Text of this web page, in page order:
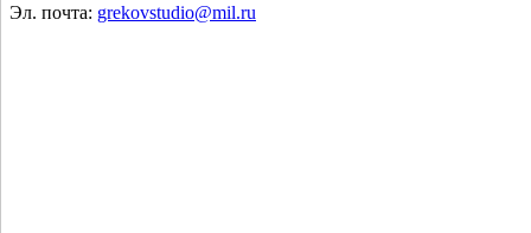
Эл. почта: grekovstudio@mil.ru